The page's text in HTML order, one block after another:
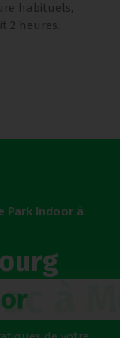
habituels,
2 heures.
Park Indoor à
à